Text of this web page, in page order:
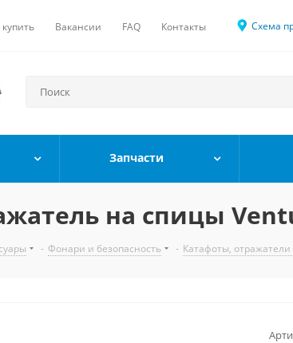
купить Вакансии FAQ Контакты Схема
Запчасти
на спицы
- Фонари и безопасность - Катафоты, отражатели